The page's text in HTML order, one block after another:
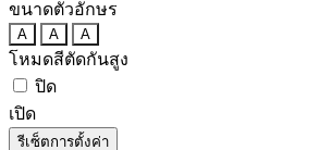
ขนาดตัวอักษร
A A A
โหมดสีตัดกันสูง
ปิด
เปิด
รีเซ็ตการตั้งค่า